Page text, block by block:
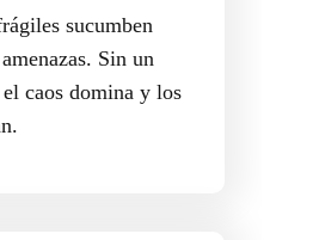
sucumben
Sin un
caos domina y los